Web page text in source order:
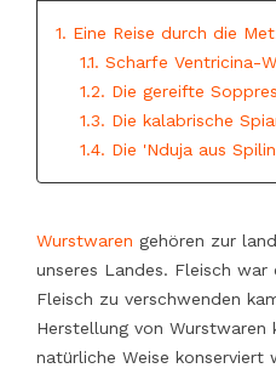
1. Eine Reise durch die
1.1. Scharfe Ventricina-
1.2. Die gereifte
1.3. Die kalabrische
1.4. Die 'Nduja aus
Wurstwaren gehören zur
unseres Landes. Fleisch
Fleisch zu verschwenden
Herstellung von Wurstwaren
natürliche Weise